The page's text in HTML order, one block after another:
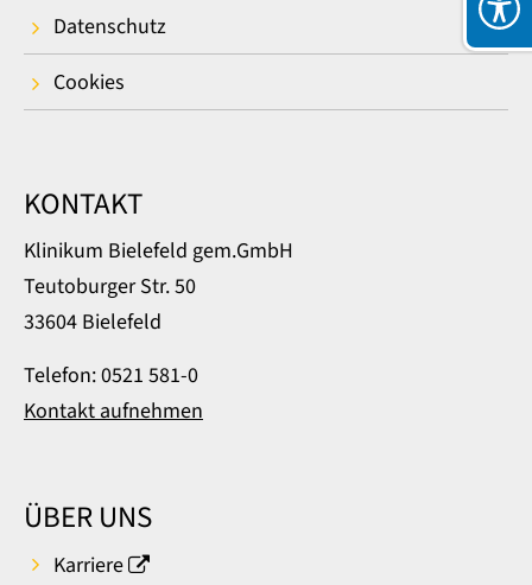
Datenschutz
Cookies
KONTAKT
Klinikum Bielefeld gem.GmbH
Teutoburger Str. 50
33604 Bielefeld
Telefon: 0521 581-0
Kontakt aufnehmen
ÜBER UNS
Karriere